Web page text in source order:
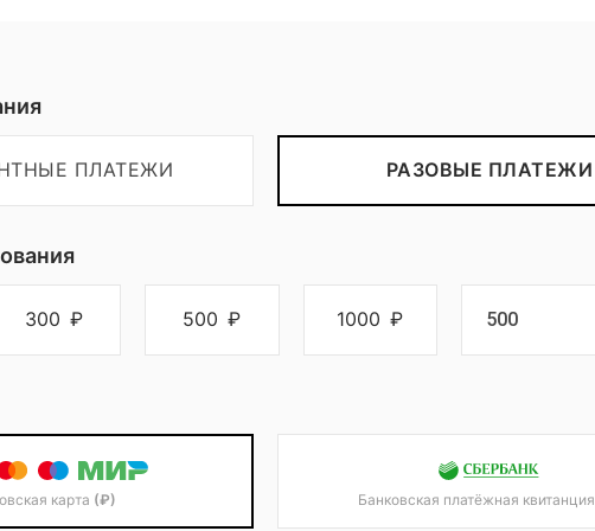
ПЛАТЕЖИ РАЗОВЫЕ ПЛАТЕЖИ
300 ₽ 500 ₽ 1000 ₽
карта (₽) Банковская платёжная квитанция